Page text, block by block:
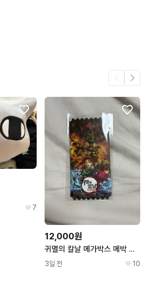
3
7
12,000원
귀멸의 칼날 메가박스 메박 오티 오리지널 티켓
3일 전 10